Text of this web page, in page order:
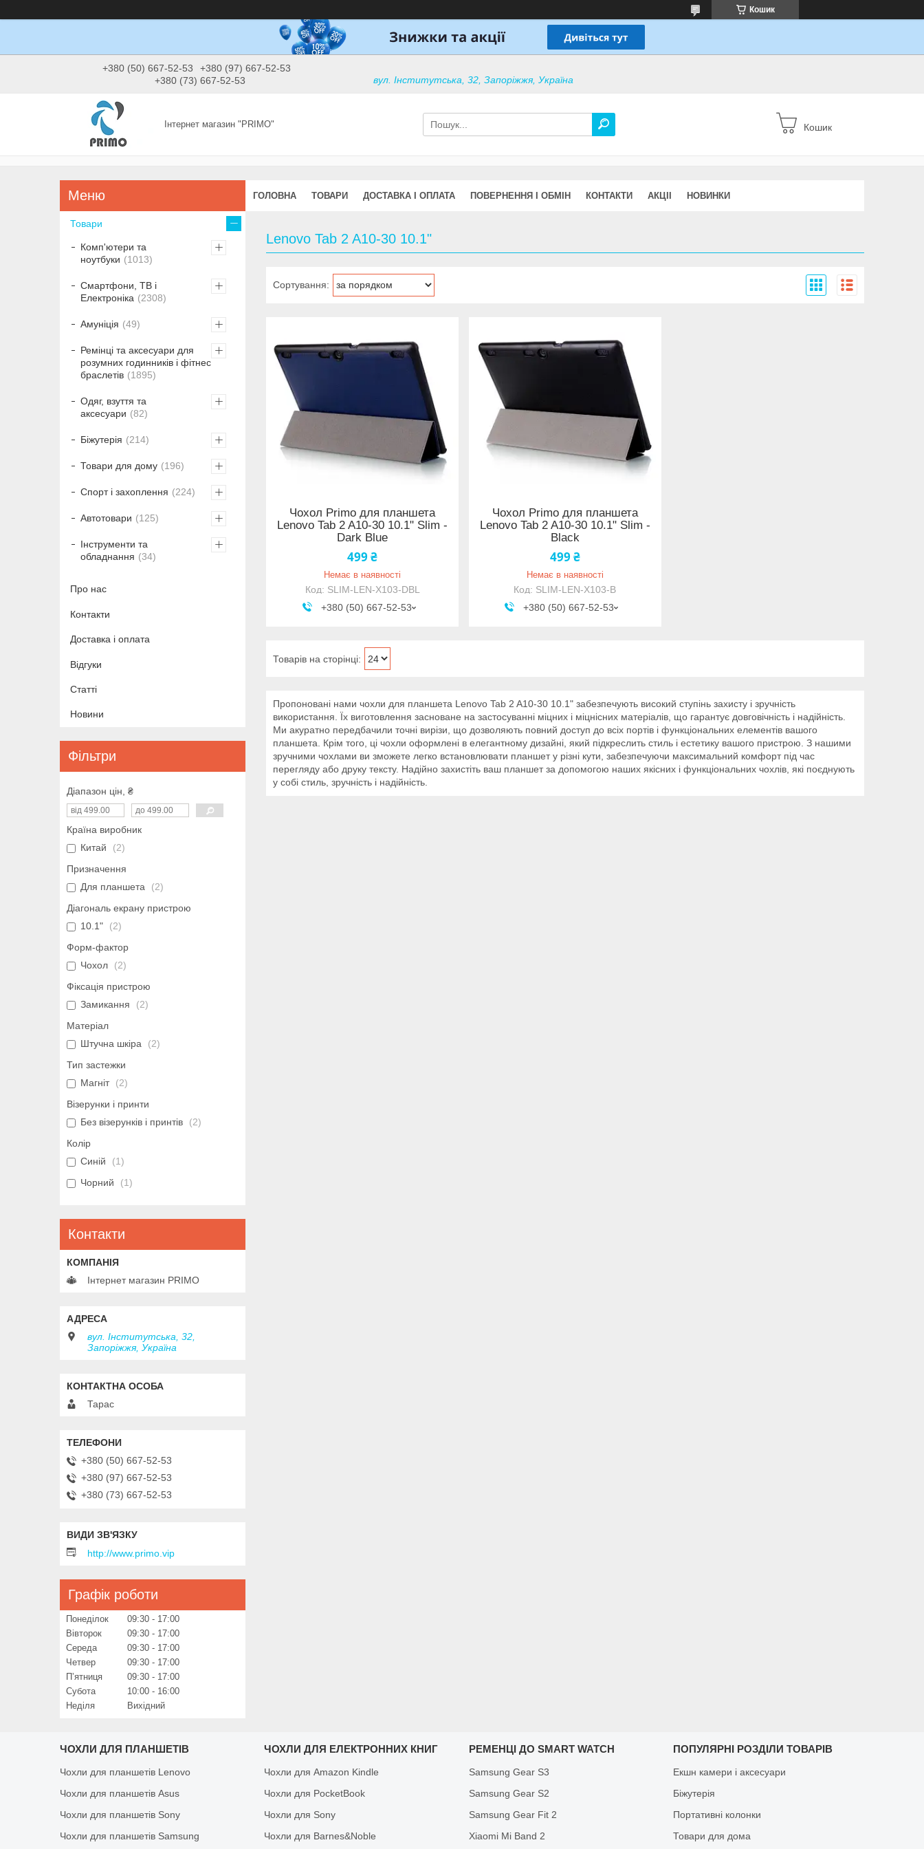
Кошик
+380 (50) 667-52-53
+380 (97) 667-52-53
+380 (73) 667-52-53
вул. Інститутська, 32, Запоріжжя, Україна
Інтернет магазин "PRIMO" Кошик
ГОЛОВНА ТОВАРИ ДОСТАВКА І ОПЛАТА ПОВЕРНЕННЯ І ОБМІН КОНТАКТИ АКЦІІ НОВИНКИ
Lenovo Tab 2 A10-30 10.1"
Чохол Primo для планшета
Lenovo Tab 2 A10-30 10.1" Slim -
Dark Blue
499 ₴
Немає в наявності
SLIM-LEN-X103-DBL
+380 (50) 667-52-53
Чохол Primo для планшета
Lenovo Tab 2 A10-30 10.1" Slim -
Black
499 ₴
Немає в наявності
SLIM-LEN-X103-B
+380 (50) 667-52-53
Пропоновані нами чохли для планшета Lenovo Tab 2 A10-30 10.1" забезпечують високий ступінь захисту і зручність
використання. Їх виготовлення засноване на застосуванні міцних і міцнісних матеріалів, що гарантує довговічність і надійність.
Ми акуратно передбачили точні вирізи, що дозволяють повний доступ до всіх портів і функціональних елементів вашого
планшета. Крім того, ці чохли оформлені в елегантному дизайні, який підкреслить стиль і естетику вашого пристрою. З нашими
зручними чохлами ви зможете легко встановлювати планшет у різні кути, забезпечуючи максимальний комфорт під час
перегляду або друку тексту. Надійно захистіть ваш планшет за допомогою наших якісних і функціональних чохлів, які поєднують
у собі стиль, зручність і надійність.
Товари
Комп'ютери та
ноутбуки
1013
Смартфони, ТВ і
Електроніка
2308
Амуніція 49
Ремінці та аксесуари для
розумних годинників і фітнес
браслетів
1895
Одяг, взуття та
аксесуари
82
Біжутерія 214
Товари для дому 196
Спорт і захоплення 224
Автотовари 125
Інструменти та
обладнання
34
Про нас
Контакти
Доставка і оплата
Відгуки
Статті
Новини
Фільтри
Діапазон цін, ₴
Країна виробник
Китай
2
Призначення
Для планшета
2
Діагональ екрану пристрою
10.1"
2
Форм-фактор
Чохол
2
Фіксація пристрою
Замикання
2
Матеріал
Штучна шкіра
2
Тип застежки
Магніт
2
Візерунки і принти
Без візерунків і принтів
2
Колір
Синій
1
Чорний
1
Контакти
Інтернет магазин PRIMO
вул. Інститутська, 32,
Запоріжжя, Україна
Тарас
+380 (50) 667-52-53
+380 (97) 667-52-53
+380 (73) 667-52-53
http://www.primo.vip
Графік роботи
Понеділок 09:30
17:00
Вівторок
09:30
17:00
Середа
09:30
17:00
Четвер
09:30
17:00
Пʼятниця
09:30
17:00
Субота
10:00
16:00
Неділя
Вихідний
ЧОХЛИ ДЛЯ ПЛАНШЕТІВ
Чохли для планшетів Lenovo
Чохли для планшетів Asus
Чохли для планшетів Sony
Чохли для планшетів Samsung
ЧОХЛИ ДЛЯ ЕЛЕКТРОННИХ КНИГ
Чохли для Amazon Kindle
Чохли для PocketBook
Чохли для Sony
Чохли для Barnes&Noble
РЕМЕНЦІ ДО SMART WATCH
Samsung Gear S3
Samsung Gear S2
Samsung Gear Fit 2
Xiaomi Mi Band 2
ПОПУЛЯРНІ РОЗДІЛИ ТОВАРІВ
Екшн камери і аксесуари
Біжутерія
Портативні колонки
Товари для дома